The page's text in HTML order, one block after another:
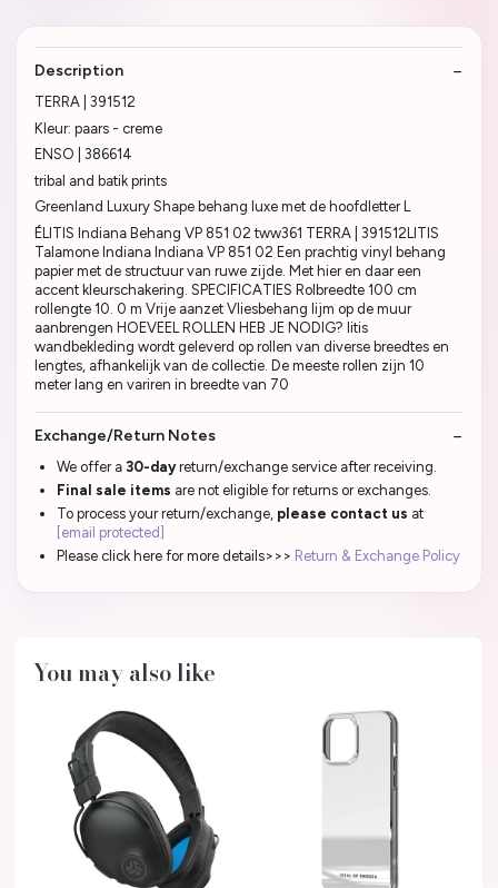
Description
TERRA | 391512
Kleur: paars - creme
ENSO | 386614
tribal and batik prints
Greenland Luxury Shape behang luxe met de hoofdletter L
ÉLITIS Indiana Behang VP 851 02 tww361 TERRA | 391512LITIS
Talamone Indiana Indiana VP 851 02 Een prachtig vinyl behang
papier met de structuur van ruwe zijde. Met hier en daar een
accent kleurschakering. SPECIFICATIES Rolbreedte 100 cm
rollengte 10. 0 m Vrije aanzet Vliesbehang lijm op de muur
aanbrengen HOEVEEL ROLLEN HEB JE NODIG? litis
wandbekleding wordt geleverd op rollen van diverse breedtes en
lengtes, afhankelijk van de collectie. De meeste rollen zijn 10
meter lang en variren in breedte van 70
Exchange/Return Notes
We offer a 30-dayreturn/exchange service after receiving.
Final sale items are not eligible for returns or exchanges.
To process your return/exchange, please contact us at
[email protected]
Please click here for more details>>> Return & Exchange Policy
You may also like